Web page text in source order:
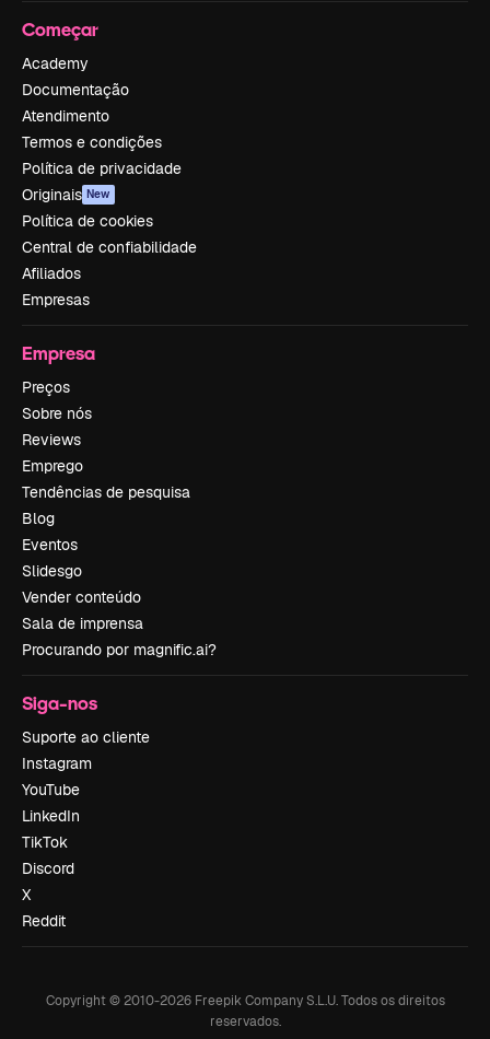
Começar
Academy
Documentação
Atendimento
Termos e condições
Política de privacidade
Originais New
Política de cookies
Central de confiabilidade
Afiliados
Empresas
Empresa
Preços
Sobre nós
Reviews
Emprego
Tendências de pesquisa
Blog
Eventos
Slidesgo
Vender conteúdo
Sala de imprensa
Procurando por magnific.ai?
Siga-nos
Suporte ao cliente
Instagram
YouTube
LinkedIn
TikTok
Discord
X
Reddit
Copyright © 2010-2026Freepik Company S.L.U. Todos os direitos
reservados.